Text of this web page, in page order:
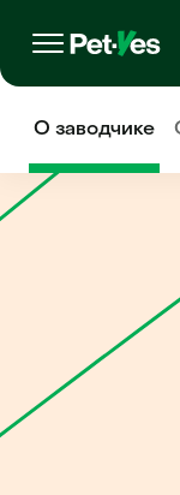
О заводчике